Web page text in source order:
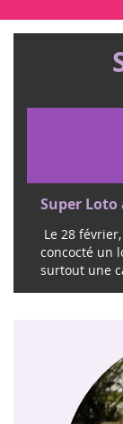
Super Loto
Le 28
concocté un
surtout une